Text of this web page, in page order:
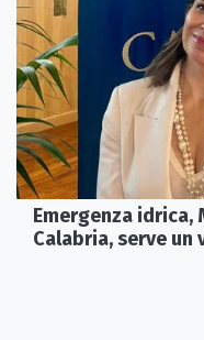
Emergenza
Calabria, serve